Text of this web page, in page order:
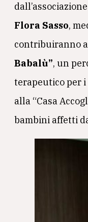
Flora Sasso,
contribuiranno
Babalù”, un
terapeutico per i
alla “Casa
bambini affetti